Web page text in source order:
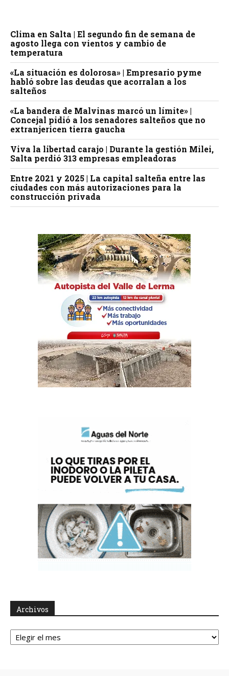
Clima en Salta | El segundo fin de semana de
agosto llega con vientos y cambio de
temperatura
«La situación es dolorosa» | Empresario pyme
habló sobre las deudas que acorralan a los
salteños
«La bandera de Malvinas marcó un límite» |
Concejal pidió a los senadores salteños que no
extranjericen tierra gaucha
Viva la libertad carajo | Durante la gestión Milei,
Salta perdió 313 empresas empleadoras
Entre 2021 y 2025 | La capital salteña entre las
ciudades con más autorizaciones para la
construcción privada
Archivos
Archivos